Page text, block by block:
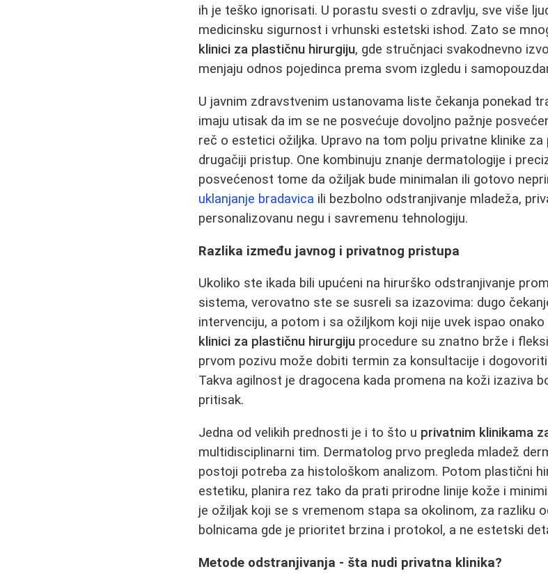
ih je teško ignorisati. U porastu svesti o zdravlju, sve više
medicinsku sigurnost i vrhunski estetski ishod. Zato se
klinici za plastičnu hirurgiju, gde stručnjaci svakodnevno
menjaju odnos pojedinca prema svom izgledu i
U javnim zdravstvenim ustanovama liste čekanja ponekad
imaju utisak da im se ne posvećuje dovoljno pažnje
reč o estetici ožiljka. Upravo na tom polju privatne klinike
drugačiji pristup. One kombinuju znanje dermatologije i
posvećenost tome da ožiljak bude minimalan ili gotovo
uklanjanje bradavica ili bezbolno odstranjivanje mladeža,
personalizovanu negu i savremenu tehnologiju.
Razlika između javnog i privatnog pristupa
Ukoliko ste ikada bili upućeni na hirurško odstranjivanje
sistema, verovatno ste se susreli sa izazovima: dugo
intervenciju, a potom i sa ožiljkom koji nije uvek ispao onako
klinici za plastičnu hirurgiju procedure su znatno brže i
prvom pozivu može dobiti termin za konsultacije i
Takva agilnost je dragocena kada promena na koži izaziva
pritisak.
Jedna od velikih prednosti je i to što u privatnim klinikama
multidisciplinarni tim. Dermatolog prvo pregleda mladež
postoji potreba za histološkom analizom. Potom plastični
estetiku, planira rez tako da prati prirodne linije kože i
je ožiljak koji se s vremenom stapa sa okolinom, za razliku
bolnicama gde je prioritet brzina i protokol, a ne estetski
Metode odstranjivanja - šta nudi privatna klinika?